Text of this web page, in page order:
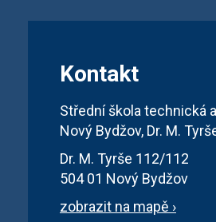
Kontakt
Střední škola technická
Nový Bydžov, Dr. M.
Dr. M. Tyrše 112/112
504 01 Nový Bydžov
zobrazit na mapě ›